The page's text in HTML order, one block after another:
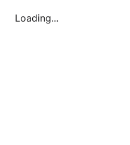
Loading...